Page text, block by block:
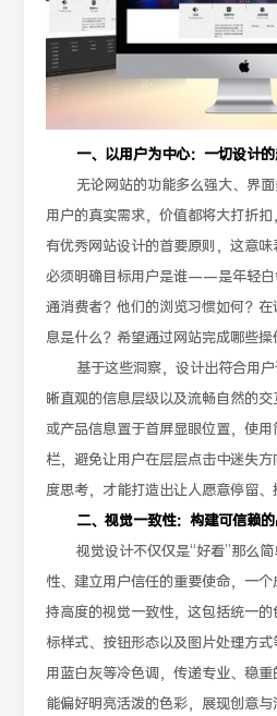
一、以用户为中心：一切设计
无论网站的功能多么强大、界
用户的真实需求，价值都将大打折
有优秀网站设计的首要原则，这意
必须明确目标用户是谁——是年轻白
通消费者？他们的浏览习惯如何？
息是什么？希望通过网站完成哪些操
基于这些洞察，设计出符合用
晰直观的信息层级以及流畅自然的
或产品信息置于首屏显眼位置，使
栏，避免让用户在层层点击中迷失
度思考，才能打造出让人愿意停留、
二、视觉一致性：构建可信赖
视觉设计不仅仅是“好看”那么
性、建立用户信任的重要使命，一
持高度的视觉一致性，这包括统一
标样式、按钮形态以及图片处理方
用蓝白灰等冷色调，传递专业、稳
能偏好明亮活泼的色彩，展现创意与